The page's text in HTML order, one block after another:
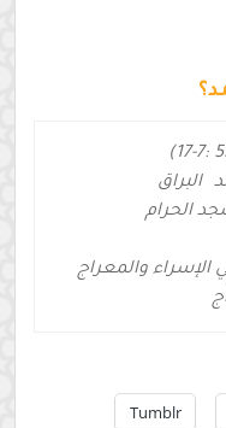
البراق
الحرام
والمعراج
Tumblr